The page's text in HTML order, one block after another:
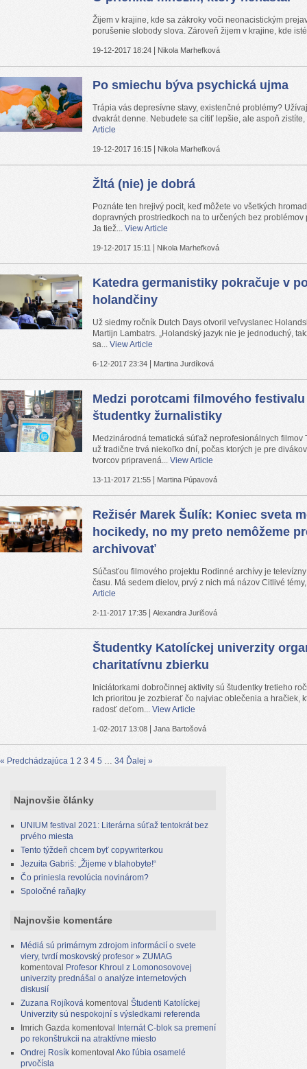
Žijem v krajine, kde sa zákroky voči neonacistickým
porušenie slobody slova. Zároveň žijem v krajine, kde
19-12-2017 18:24 Nikola Marhefková
Po smiechu býva psychická ujma
Trápia vás depresívne stavy, existenčné problémy?
dvakrát denne. Nebudete sa cítiť lepšie, ale aspoň
Article
19-12-2017 16:15 Nikola Marhefková
Žltá (nie) je dobrá
Poznáte ten hrejivý pocit, keď môžete vo všetkých
dopravných prostriedkoch na to určených bez problémov
Ja tiež... View Article
19-12-2017 15:11 Nikola Marhefková
Katedra germanistiky pokračuje v
holandčiny
Už siedmy ročník Dutch Days otvoril veľvyslanec
Martijn Lambatrs. „Holandský jazyk nie je jednoduchý,
sa... View Article
6-12-2017 23:34 Martina Jurdíková
Medzi porotcami filmového
študentky žurnalistiky
Medzinárodná tematická súťaž neprofesionálnych filmov
už tradične trvá niekoľko dní, počas ktorých je pre
tvorcov pripravená... View Article
13-11-2017 21:55 Martina Púpavová
Režisér Marek Šulík: Koniec sveta
hocikedy, no my preto nemôžeme
archivovať
Súčasťou filmového projektu Rodinné archívy je
času. Má sedem dielov, prvý z nich má názov Citlivé
Article
2-11-2017 17:35 Alexandra Jurišová
Študentky Katolíckej univerzity
charitatívnu zbierku
Iniciátorkami dobročinnej aktivity sú študentky tretieho
Ich prioritou je zozbierať čo najviac oblečenia a hračiek,
radosť deťom... View Article
1-02-2017 13:08 Jana Bartošová
« Predchádzajúca 1 2 3 4 5 … 34 Ďalej »
Najnovšie články
UNIUM festival 2021: Literárna súťaž tentokrát bez
prvého miesta
Tento týždeň chcem byť copywriterkou
Jezuita Gabriš: „Žijeme v blahobyte!“
Čo priniesla revolúcia novinárom?
Spoločné raňajky
Najnovšie komentáre
Médiá sú primárnym zdrojom informácií o svete
viery, tvrdí moskovský profesor » ZUMAG
komentoval Profesor Khroul z Lomonosovovej
univerzity prednášal o analýze internetových
diskusií
Zuzana Rojíková komentoval Študenti Katolíckej
Univerzity sú nespokojní s výsledkami referenda
Imrich Gazda komentoval
Internát C-blok sa premení
po rekonštrukcii na atraktívne miesto
Ondrej Rosík komentoval Ako ľúbia osamelé
prvočísla